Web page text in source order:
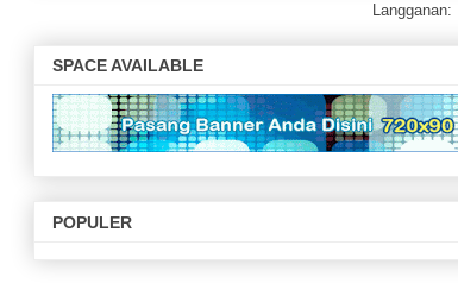
Langganan:
SPACE AVAILABLE
POPULER